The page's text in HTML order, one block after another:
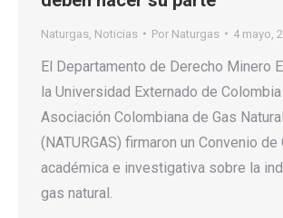
Naturgas Noticias Por Naturgas 4 mayo,
El Departamento de Derecho Minero
la Universidad Externado de
Asociación Colombiana de Gas Natural
(NATURGAS) firmaron un Convenio
académica e investigativa sobre la
gas natural.